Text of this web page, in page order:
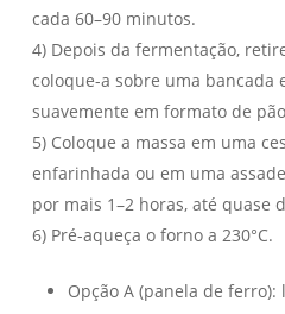
cada 60–90 minutos.
4) Depois da fermentação,
coloque-a sobre uma bancada
suavemente em formato de
5) Coloque a massa em uma
enfarinhada ou em uma
por mais 1–2 horas, até quase
6) Pré-aqueça o forno a 230°C.
Opção A (panela de